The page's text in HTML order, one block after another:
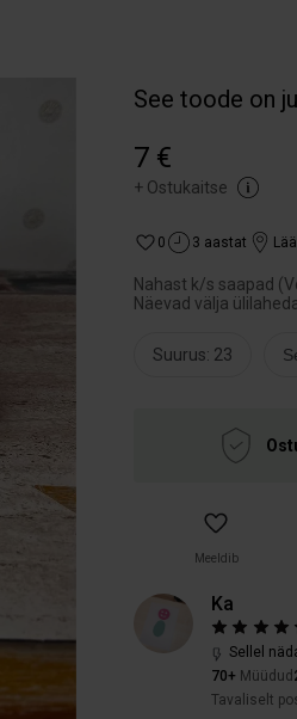
See toode on
7 €
+ Ostukaitse
0 3 aastat
Nahast k/s saapad
Näevad välja
Suurus: 23
Meeldib
Ka
Sellel
70+ Müüdud
Tavaliselt